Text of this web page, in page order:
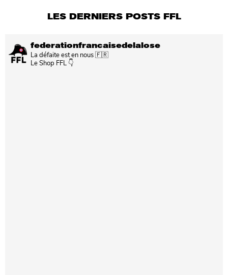
LES DERNIERS POSTS FFL
federationfrancaisedelalose
La défaite est en nous 🇫🇷
Le Shop FFL 👇